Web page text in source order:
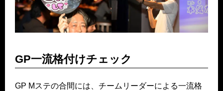
GP一流格付けチェック
GP Mステの合間には、チームリーダーによる一流格